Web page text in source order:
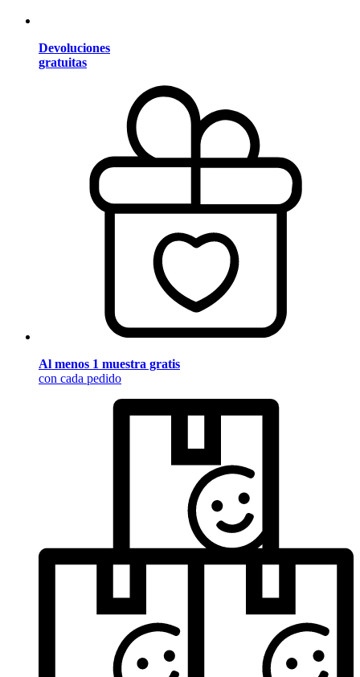
Devoluciones
gratuitas
Al menos 1 muestra gratis
con cada pedido